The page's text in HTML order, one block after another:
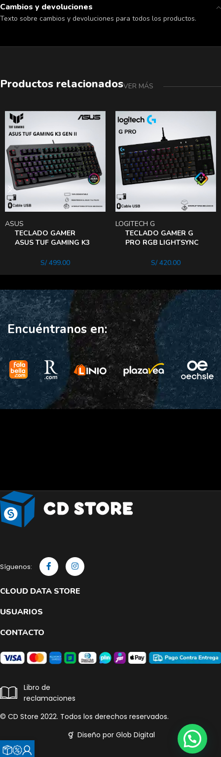
Cambios y devoluciones
Texto sobre cambios y devoluciones para todos los productos.
Productos relacionadosVER MÁS
TECLADO GAMER
ASUS TUF GAMING K3
OPTICO LINEAL RGB
ASUS
S/499.00
TECLADO GAMER G
PRO RGB LIGHTSYNC
LOGITECH G
S/420.00
Encuéntranos en:
Síguenos:
CLOUD DATA STORE
USUARIOS
CONTACTO
Libro de
reclamaciones
© CD Store 2022. Todos los derechos reservados.
Diseño por Glob Digital